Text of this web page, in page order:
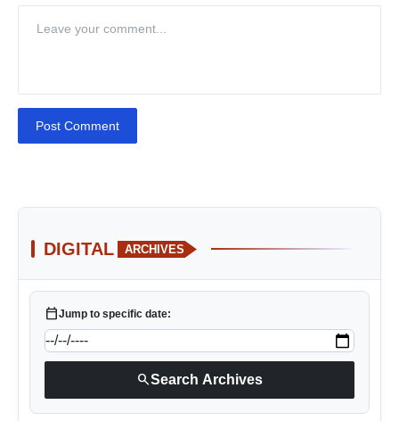
Post Comment
DIGITAL ARCHIVES
calendar_todayJump to specific date:
searchSearch Archives